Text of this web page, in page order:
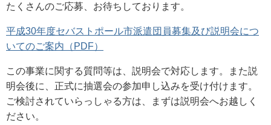
たくさんのご応募、お待ちしております。
平成30年度セバストポール市派遣団員募集及び説明会につ
いてのご案内（PDF）
この事業に関する質問等は、説明会で対応します。また説
明会後に、正式に抽選会の参加申し込みを受け付けます。
ご検討されていらっしゃる方は、まずは説明会へお越しく
ださい。